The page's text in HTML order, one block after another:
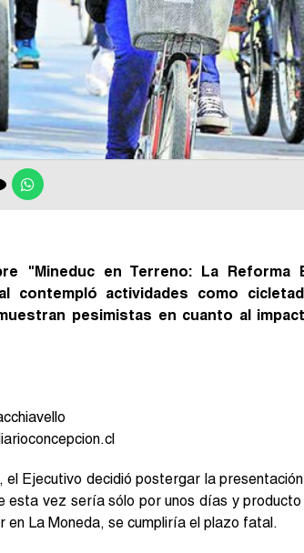

"Mineduc en Terreno: La Reforma
contempló actividades como
pesimistas en cuanto al
el Ejecutivo decidió postergar la
esta vez sería sólo por unos días y
en La Moneda, se cumpliría el plazo fatal.